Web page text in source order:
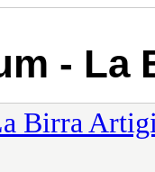
- La
Birra